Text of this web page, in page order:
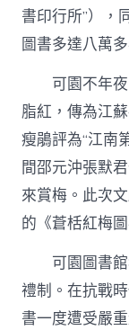
書印行所”），
圖書多達八萬多
可園不年
脂紅，傳為江
瘦鵑評為“江南
間邵元沖張默
來賞梅。此次
的《蒼栝紅梅
可園圖書
禮制。在抗戰
書一度遭受嚴